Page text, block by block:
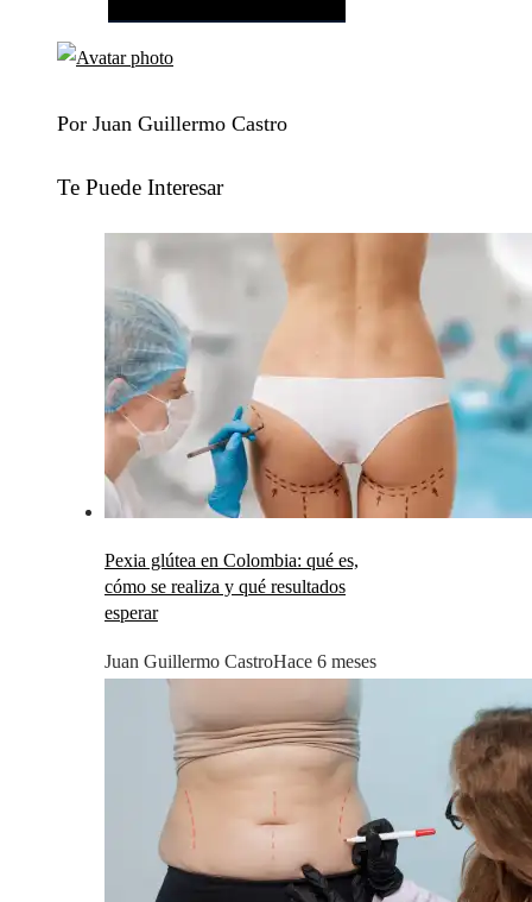
Por Juan Guillermo Castro
Te Puede Interesar
Pexia glútea en Colombia: qué es,
cómo se realiza y qué resultados
esperar
Juan Guillermo CastroHace 6 meses